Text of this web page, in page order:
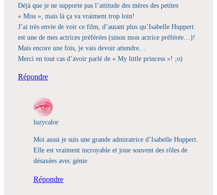
Déjà que je ne supporte pas l’attitude des mères des petites
« Miss », mais là ça va vraiment trop loin!
J’ai très envie de voir ce film, d’autant plus qu’Isabelle Huppert
est une de mes actrices préférées (sinon mon actrice préférée…)!
Mais encore une fois, je vais devoir attendre…
Merci en tout cas d’avoir parlé de « My little princess »! ;o)
Répondre
luzycalor
Moi aussi je suis une grande admiratrice d’Isabelle Huppert.
Elle est vraiment incroyable et joue souvent des rôles de
désaxées avec génie.
Répondre